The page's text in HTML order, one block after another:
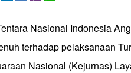
Nasional Indonesia
terhadap pelaksanaan
Nasional (Kejurnas)